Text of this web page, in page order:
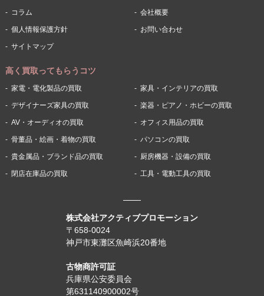
株式会社アクティブプロモーション
〒658-0024
神戸市東灘区魚崎浜20番地
古物商許可証
兵庫県公安委員会
第631140900002号
コラム 会社概要
個人情報保護方針 お問い合わせ
サイトマップ
高く買取ってもらうコツ
家電・電化製品の買取 家具・インテリアの買取
デザイナーズ家具の買取 楽器・ピアノ・ホビーの買取
AV・オーディオの買取 オフィス用品の買取
骨董品・絵画・着物の買取 パソコンの買取
貴金属品・ブランド品の買取 厨房機器・設備の買取
閉店在庫品の買取 工具・電動工具の買取